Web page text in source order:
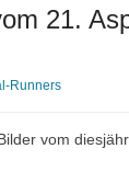
21.
Runners
vom